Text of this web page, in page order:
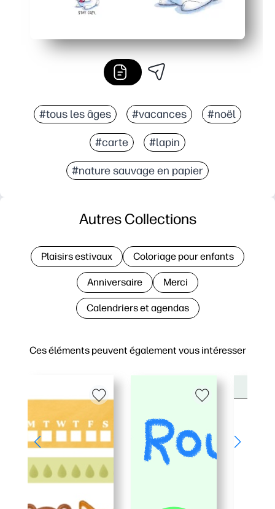
#tous les âges #vacances #noël
#carte #lapin
#nature sauvage en papier
Ces éléments peuvent également vous intéresser
Autres Collections
Plaisirs estivaux Coloriage pour enfants
Anniversaire Merci
Calendriers et agendas